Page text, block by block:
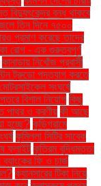
বিদ্যুৎকেন্দ্র বন্ধ থাকবে
তিন দিনে ৭৫০০
প্রমাণ করেছে তাদের
রোগ - এক গুরুত্বপুর্ণ
কানাডায় নিখোঁজ প্রবাসী
ট্রুডো পদত্যাগ করতে
সংঘর্ষে
বিশাল নিয়োগ কিছু
পাথর ও করণীয় কী আছে
হচ্ছে? কুড়িগ্রামে
কুমিল্লা সিটির সাবেক
ফ্লাইট কৃত্রিম বুদ্ধিমত্তা
ব্যাংকের ফি ও চার্জ
ক্যানসারের টিকা নিয়ে